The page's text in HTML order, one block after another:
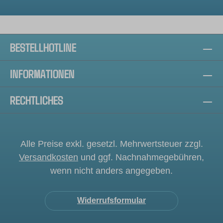
BESTELLHOTLINE
INFORMATIONEN
RECHTLICHES
Alle Preise exkl. gesetzl. Mehrwertsteuer zzgl.
Versandkosten und ggf. Nachnahmegebühren,
wenn nicht anders angegeben.
Widerrufsformular